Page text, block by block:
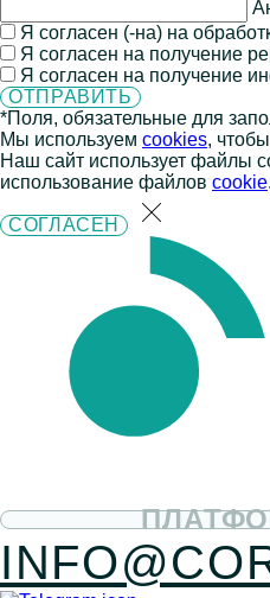
Я согласен (-на) на
Я согласен на получение
Я согласен на получение
*Поля, обязательные для
Мы используем cookies,
Наш сайт использует файлы
использование файлов cookie.
СОГЛАСЕН